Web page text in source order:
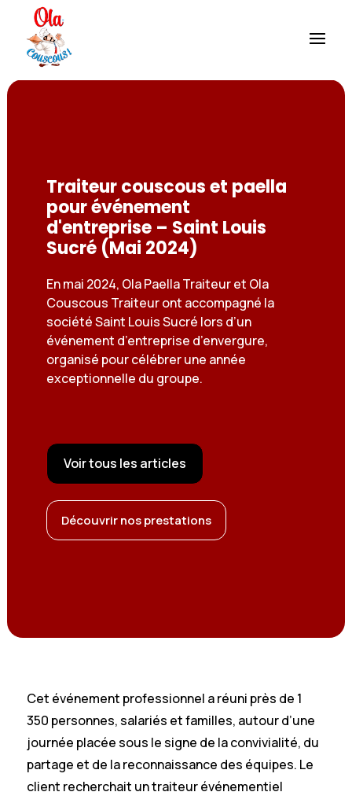
Traiteur couscous et paella
pour événement
d'entreprise – Saint Louis
Sucré (Mai 2024)
En mai 2024, Ola Paella Traiteur et Ola
Couscous Traiteur ont accompagné la
société Saint Louis Sucré lors d’un
événement d’entreprise d’envergure,
organisé pour célébrer une année
exceptionnelle du groupe.
Voir tous les articles
Découvrir nos prestations
Cet événement professionnel a réuni près de 1
350 personnes, salariés et familles, autour d’une
journée placée sous le signe de la convivialité, du
partage et de la reconnaissance des équipes. Le
client recherchait un traiteur événementiel